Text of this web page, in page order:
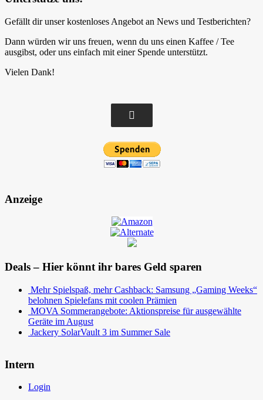
Gefällt dir unser kostenloses Angebot an News und Testberichten?
Dann würden wir uns freuen, wenn du uns einen Kaffee / Tee
ausgibst, oder uns einfach mit einer Spende unterstützt.
Vielen Dank!
Anzeige
Deals – Hier könnt ihr bares Geld sparen
Mehr Spielspaß, mehr Cashback: Samsung „Gaming Weeks“
belohnen Spielefans mit coolen Prämien
MOVA Sommerangebote: Aktionspreise für ausgewählte
Geräte im August
Jackery SolarVault 3 im Summer Sale
Intern
Login